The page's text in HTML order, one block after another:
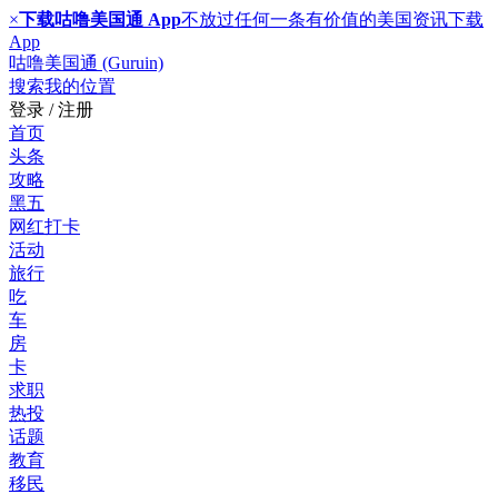
×下载咕噜美国通 App不放过任何一条有价值的美国资讯下载
App
咕噜美国通 (Guruin)
搜索我的位置
登录 / 注册
首页
头条
攻略
黑五
网红打卡
活动
旅行
吃
车
房
卡
求职
热投
话题
教育
移民